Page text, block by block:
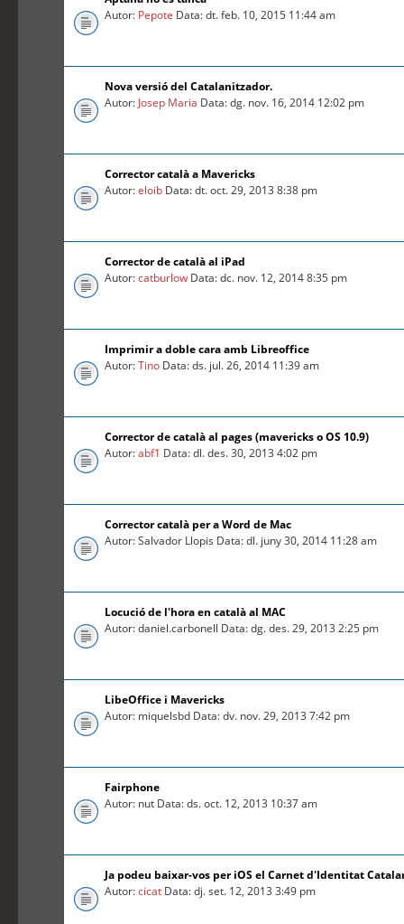
Autor: Pepote Data: dt. feb. 10, 2015 11:44 am
Nova versió del Catalanitzador.
Autor: Josep Maria Data: dg. nov. 16, 2014 12:02 pm
Corrector català a Mavericks
Autor:eloib Data: dt. oct. 29, 2013 8:38 pm
Corrector de català al iPad
Autor:catburlow Data: dc. nov. 12, 2014 8:35 pm
Imprimir a doble cara amb Libreoffice
Autor:Tino Data: ds. jul. 26, 2014 11:39 am
Corrector de català al pages (mavericks o OS 10.9)
Autor:abf1 Data: dl. des. 30, 2013 4:02 pm
Corrector català per a Word de Mac
Autor: Salvador Llopis Data: dl. juny 30, 2014 11:28 am
Locució de l'hora en català al MAC
Autor: daniel.carbonell Data: dg. des. 29, 2013 2:25 pm
LibeOffice i Mavericks
Autor: miquelsbd Data: dv. nov. 29, 2013 7:42 pm
Fairphone
Autor: nut Data: ds. oct. 12, 2013 10:37 am
Ja podeu baixar-vos per iOS el Carnet d'Identitat
Autor:cicat Data: dj. set. 12, 2013 3:49 pm